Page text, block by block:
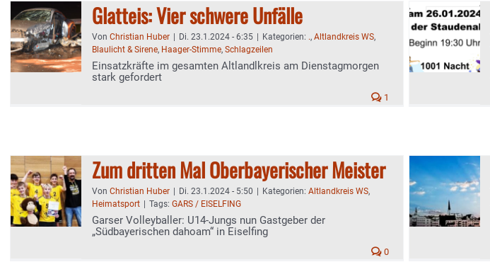
Glatteis: Vier schwere Unfälle
Von Christian Huber Di. 23.1.2024 - 6:35 Kategorien: ., Altlandkreis WS,
Blaulicht & Sirene, Haager-Stimme, Schlagzeilen
Einsatzkräfte im gesamten Altlandlkreis am Dienstagmorgen
stark gefordert
1
Zum dritten Mal Oberbayerischer Meister
Von Christian Huber Di. 23.1.2024 - 5:50 Kategorien: Altlandkreis WS,
Heimatsport
Tags: GARS / EISELFING
Garser Volleyballer: U14-Jungs nun Gastgeber der
„Südbayerischen dahoam“ in Eiselfing
0